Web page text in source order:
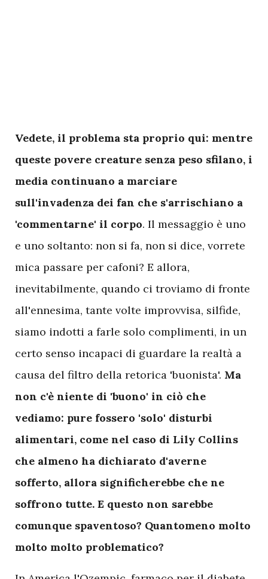
Vedete, il problema sta proprio qui: mentre
queste povere creature senza peso sfilano, i
media continuano a marciare
sull'invadenza dei fan che s'arrischiano a
'commentarne' il corpo. Il messaggio è uno
e uno soltanto: non si fa, non si dice, vorrete
mica passare per cafoni? E allora,
inevitabilmente, quando ci troviamo di fronte
all'ennesima, tante volte improvvisa, silfide,
siamo indotti a farle solo complimenti, in un
certo senso incapaci di guardare la realtà a
causa del filtro della retorica 'buonista'. Ma
non c'è niente di 'buono' in ciò che
vediamo: pure fossero 'solo' disturbi
alimentari, come nel caso di Lily Collins
che almeno ha dichiarato d'averne
sofferto, allora significherebbe che ne
soffrono tutte. E questo non sarebbe
comunque spaventoso? Quantomeno molto
molto molto problematico?